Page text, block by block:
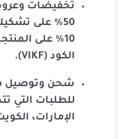
تخفيضات
50% على
10% على
الكود (VIKF).
شحن وتوصيل
للطلبات التي
الإمارات،